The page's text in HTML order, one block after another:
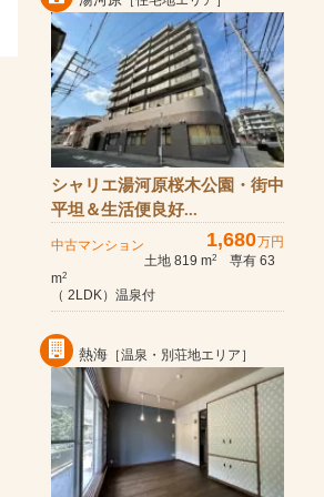
シャリエ湯河原桜木公園・街中
平坦＆生活便良好...
中古マンション 1,680万円
土地 819 m2
専有 63
m2
（ 2LDK）温泉付
熱海 ［温泉・別荘地エリア］